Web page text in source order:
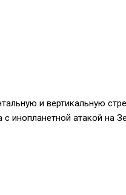
и вертикальную
инопланетной атакой на